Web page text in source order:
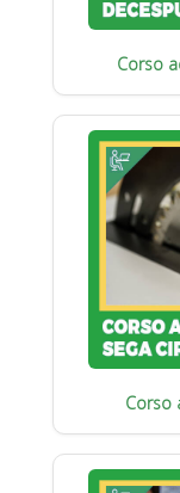
Corso
Corso